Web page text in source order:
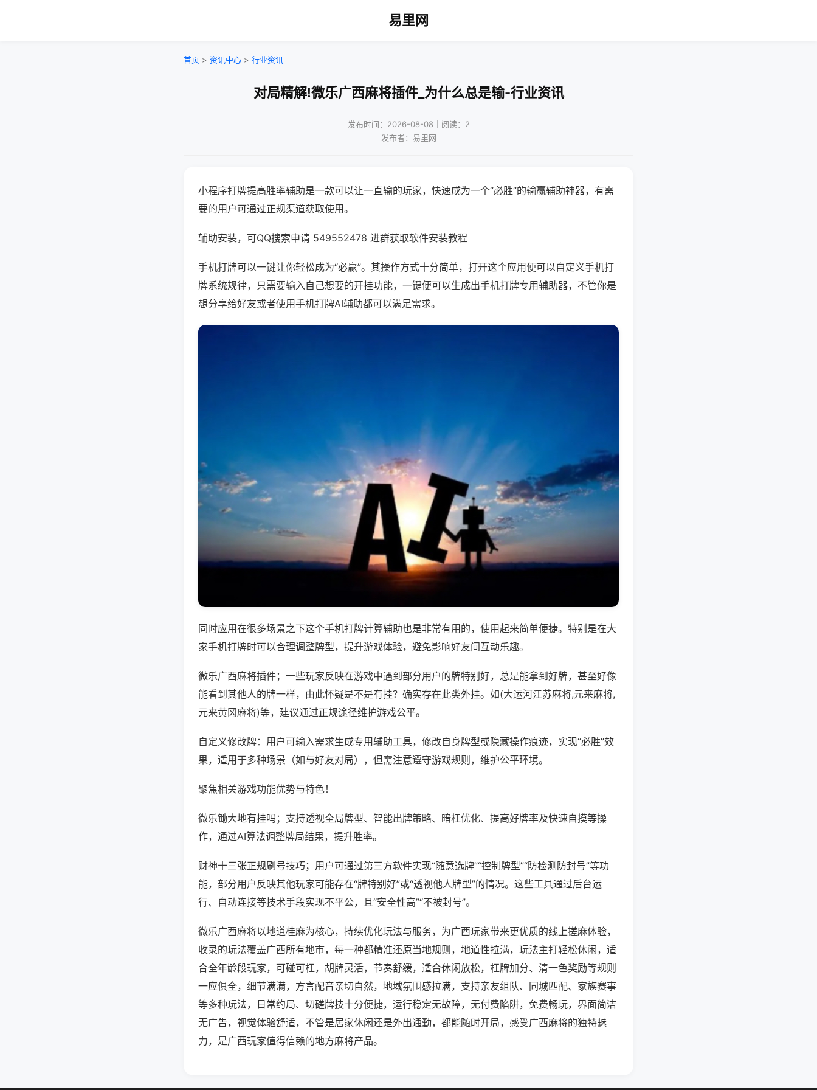
易里网
首页 > 资讯中心 > 行业资讯
对局精解!微乐广西麻将插件_为什么总是输-行业资讯
发布时间：2026-08-08｜阅读：2
发布者：易里网
小程序打牌提高胜率辅助是一款可以让一直输的玩家，快速成为一个“必胜”的输赢辅助神器，有需
要的用户可通过正规渠道获取使用。
辅助安装，可QQ搜索申请 549552478 进群获取软件安装教程
手机打牌可以一键让你轻松成为“必赢”。其操作方式十分简单，打开这个应用便可以自定义手机打
牌系统规律，只需要输入自己想要的开挂功能，一键便可以生成出手机打牌专用辅助器，不管你是
想分享给好友或者使用手机打牌AI辅助都可以满足需求。
同时应用在很多场景之下这个手机打牌计算辅助也是非常有用的，使用起来简单便捷。特别是在大
家手机打牌时可以合理调整牌型，提升游戏体验，避免影响好友间互动乐趣。
微乐广西麻将插件；一些玩家反映在游戏中遇到部分用户的牌特别好，总是能拿到好牌，甚至好像
能看到其他人的牌一样，由此怀疑是不是有挂？确实存在此类外挂。如(大运河江苏麻将,元来麻将,
元来黄冈麻将)等，建议通过正规途径维护游戏公平。
自定义修改牌：用户可输入需求生成专用辅助工具，修改自身牌型或隐藏操作痕迹，实现“必胜”效
果，适用于多种场景（如与好友对局），但需注意遵守游戏规则，维护公平环境。
聚焦相关游戏功能优势与特色！
微乐锄大地有挂吗；支持透视全局牌型、智能出牌策略、暗杠优化、提高好牌率及快速自摸等操
作，通过AI算法调整牌局结果，提升胜率。
财神十三张正规刷号技巧；用户可通过第三方软件实现“随意选牌”“控制牌型”“防检测防封号”等功
能，部分用户反映其他玩家可能存在“牌特别好”或“透视他人牌型”的情况。这些工具通过后台运
行、自动连接等技术手段实现不平公，且“安全性高”“不被封号”。
微乐广西麻将以地道桂麻为核心，持续优化玩法与服务，为广西玩家带来更优质的线上搓麻体验，
收录的玩法覆盖广西所有地市，每一种都精准还原当地规则，地道性拉满，玩法主打轻松休闲，适
合全年龄段玩家，可碰可杠，胡牌灵活，节奏舒缓，适合休闲放松，杠牌加分、清一色奖励等规则
一应俱全，细节满满，方言配音亲切自然，地域氛围感拉满，支持亲友组队、同城匹配、家族赛事
等多种玩法，日常约局、切磋牌技十分便捷，运行稳定无故障，无付费陷阱，免费畅玩，界面简洁
无广告，视觉体验舒适，不管是居家休闲还是外出通勤，都能随时开局，感受广西麻将的独特魅
力，是广西玩家值得信赖的地方麻将产品。